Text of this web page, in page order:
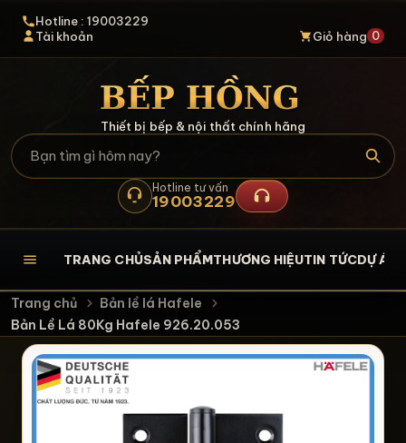
Hotline : 19003229
Tài khoản
Giỏ hàng 0
Thiết bị bếp & nội thất chính hãng
Hotline tư vấn
19003229
TRANG CHỦSẢN PHẨMTHƯƠNG HIỆUTIN TỨCDỰ ÁN
Trang chủ
Bản lề lá Hafele
Bản Lề Lá 80Kg Hafele 926.20.053